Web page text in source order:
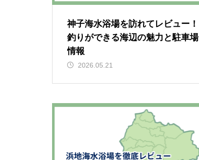
神子海水浴場を訪れてレビュー！
釣りができる海辺の魅力と駐車場
情報
2026.05.21